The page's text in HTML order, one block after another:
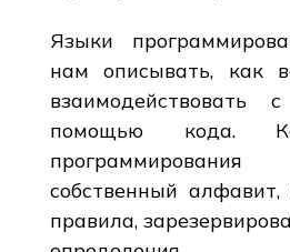
Языки
нам описывать, как
взаимодействовать
помощью кода.
собственный алфавит,
правила,